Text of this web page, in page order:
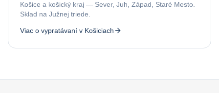
Košice a košický kraj — Sever, Juh, Západ, Staré Mesto.
Sklad na Južnej triede.
Viac o vypratávaní v Košiciach